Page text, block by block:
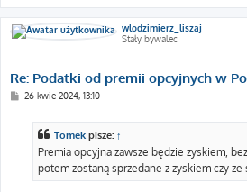
wlodzimierz_liszaj
Stały bywalec
Re: Podatki od premii opcyjnych w
P26 kwie 2024, 13:10
Tomek pisze: ↑
Premia opcyjna zawsze będzie zyskiem,
potem zostaną sprzedane z zyskiem czy ze